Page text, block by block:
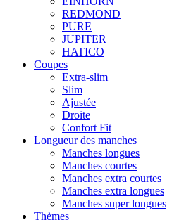
REDMOND
PURE
JUPITER
HATICO
Coupes
Extra-slim
Slim
Ajustée
Droite
Confort Fit
Longueur des manches
Manches longues
Manches courtes
Manches extra courtes
Manches extra longues
Manches super longues
Thèmes